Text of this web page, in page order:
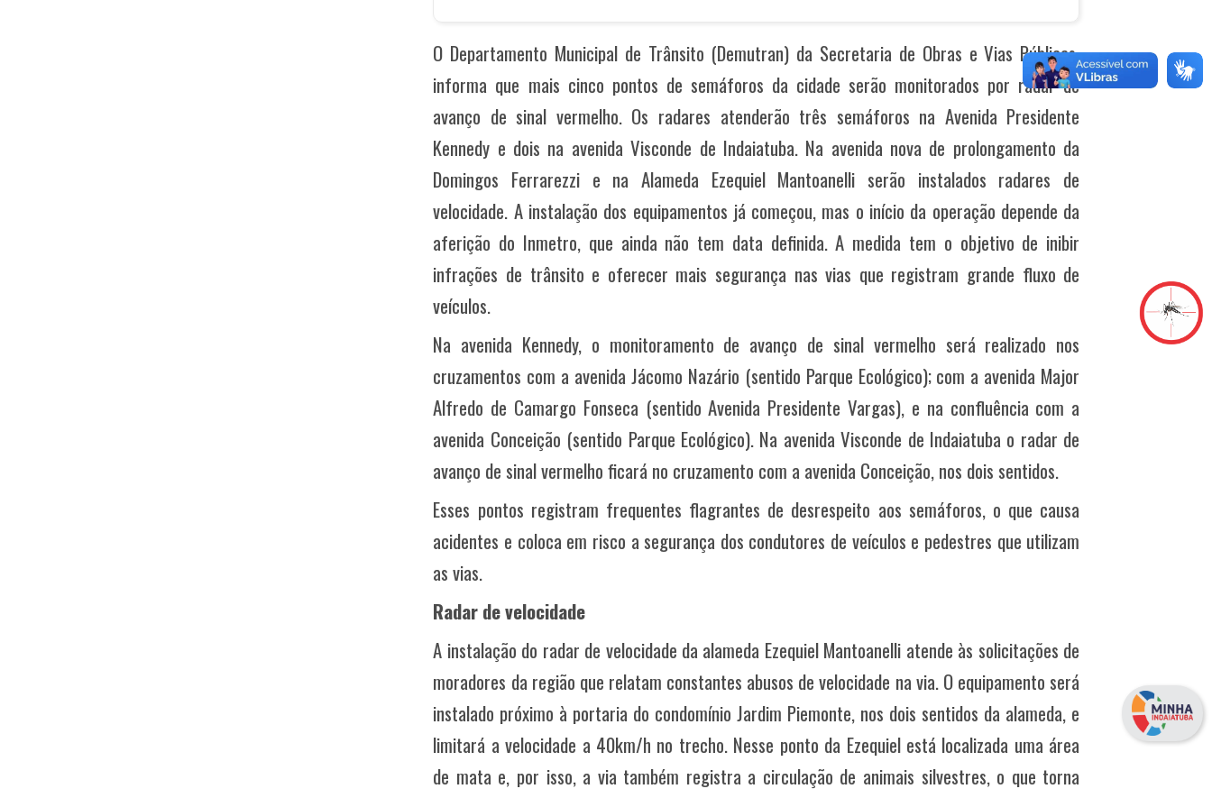
O Departamento Municipal de Trânsito (Demutran) da Secretaria de Obras e Vias Públicas,
informa que mais cinco pontos de semáforos da cidade serão monitorados por radar de
avanço de sinal vermelho. Os radares atenderão três semáforos na Avenida Presidente
Kennedy e dois na avenida Visconde de Indaiatuba. Na avenida nova de prolongamento da
Domingos Ferrarezzi e na Alameda Ezequiel Mantoanelli serão instalados radares de
velocidade. A instalação dos equipamentos já começou, mas o início da operação depende da
aferição do Inmetro, que ainda não tem data definida. A medida tem o objetivo de inibir
infrações de trânsito e oferecer mais segurança nas vias que registram grande fluxo de
veículos.
Na avenida Kennedy, o monitoramento de avanço de sinal vermelho será realizado nos
cruzamentos com a avenida Jácomo Nazário (sentido Parque Ecológico); com a avenida Major
Alfredo de Camargo Fonseca (sentido Avenida Presidente Vargas), e na confluência com a
avenida Conceição (sentido Parque Ecológico). Na avenida Visconde de Indaiatuba o radar de
avanço de sinal vermelho ficará no cruzamento com a avenida Conceição, nos dois sentidos.
Esses pontos registram frequentes flagrantes de desrespeito aos semáforos, o que causa
acidentes e coloca em risco a segurança dos condutores de veículos e pedestres que utilizam
as vias.
Radar de velocidade
A instalação do radar de velocidade da alameda Ezequiel Mantoanelli atende às solicitações de
moradores da região que relatam constantes abusos de velocidade na via. O equipamento será
instalado próximo à portaria do condomínio Jardim Piemonte, nos dois sentidos da alameda, e
limitará a velocidade a 40km/h no trecho. Nesse ponto da Ezequiel está localizada uma área
de mata e, por isso, a via também registra a circulação de animais silvestres, o que torna